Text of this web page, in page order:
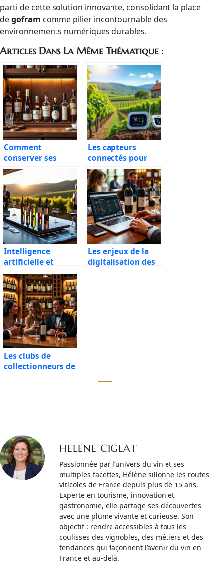
parti de cette solution innovante, consolidant la place
degofram comme pilier incontournable des
environnements numériques durables.
Articles Dans La Même Thématique :
Comment
conserver ses
spiritueux
correctement
Les capteurs
connectés pour
surveiller les
vignes
Intelligence
artificielle et
personnalisation
des
recommandations
de vins
Les enjeux de la
digitalisation des
Les clubs de
collectionneurs de
HELENE CIGLAT
Passionnée par l’univers du vin et ses
multiples facettes, Hélène sillonne les routes
viticoles de France depuis plus de 15 ans.
Experte en tourisme, innovation et
gastronomie, elle partage ses découvertes
avec une plume vivante et curieuse. Son
objectif : rendre accessibles à tous les
coulisses des vignobles, des métiers et des
tendances qui façonnent l’avenir du vin en
France et au-delà.